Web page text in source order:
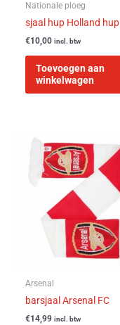
Nationale ploeg
sjaal hup Holland hup
€10,00 incl. btw
Toevoegen aan
winkelwagen
Arsenal
barsjaal Arsenal FC
€14,99 incl. btw